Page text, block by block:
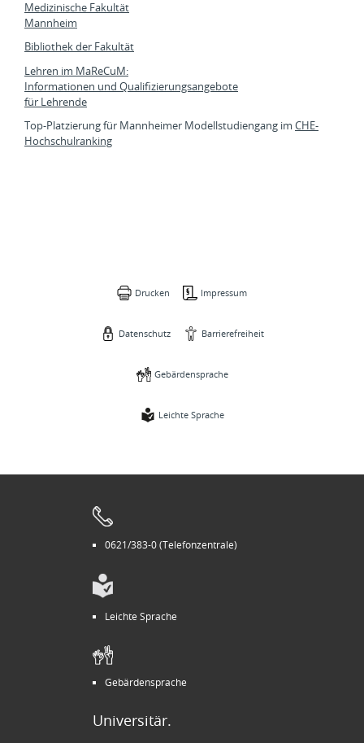
Medizinische Fakultät
Mannheim
Bibliothek der Fakultät
Lehren im MaReCuM:
Informationen und Qualifizierungsangebote
für Lehrende
Top-Platzierung für Mannheimer Modellstudiengang im CHE-
Hochschulranking
Drucken Impressum
Datenschutz Barrierefreiheit
Gebärdensprache
Leichte Sprache
0621/383-0 (Telefonzentrale)
Leichte Sprache
Gebärdensprache
Universitär.